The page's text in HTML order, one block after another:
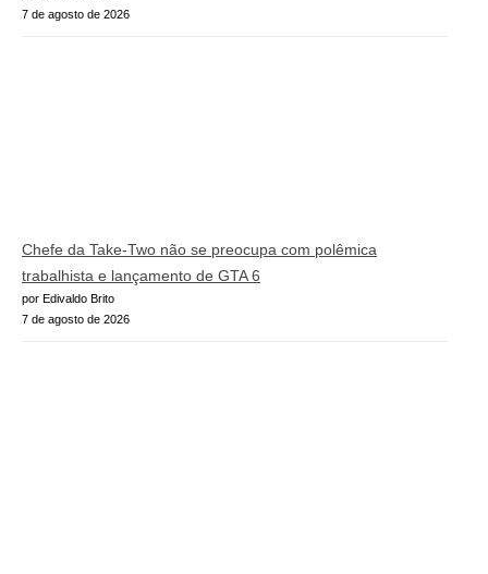
7 de agosto de 2026
Chefe da Take-Two não se preocupa com polêmica
trabalhista e lançamento de GTA 6
por Edivaldo Brito
7 de agosto de 2026